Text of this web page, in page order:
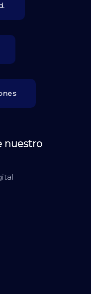
nuestro